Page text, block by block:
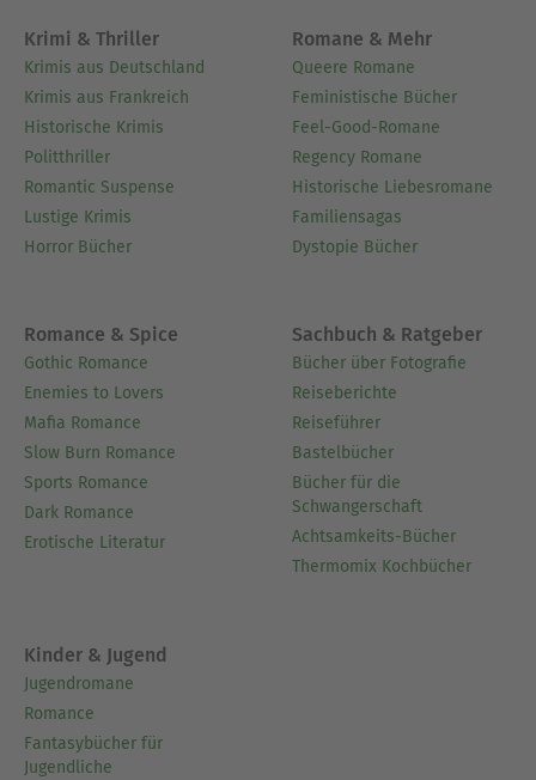
Krimi & Thriller
Krimis aus Deutschland
Krimis aus Frankreich
Historische Krimis
Politthriller
Romantic Suspense
Lustige Krimis
Horror Bücher
Romane & Mehr
Queere Romane
Feministische Bücher
Feel-Good-Romane
Regency Romane
Historische Liebesromane
Familiensagas
Dystopie Bücher
Romance & Spice
Gothic Romance
Enemies to Lovers
Mafia Romance
Slow Burn Romance
Sports Romance
Dark Romance
Erotische Literatur
Sachbuch & Ratgeber
Bücher über Fotografie
Reiseberichte
Reiseführer
Bastelbücher
Bücher für die
Schwangerschaft
Achtsamkeits-Bücher
Thermomix Kochbücher
Kinder & Jugend
Jugendromane
Romance
Fantasybücher für
Jugendliche